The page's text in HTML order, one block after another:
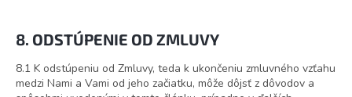
8. ODSTÚPENIE OD ZMLUVY
8.1 K odstúpeniu od Zmluvy, teda k ukončeniu zmluvného vzťahu
medzi Nami a Vami od jeho začiatku, môže dôjsť z dôvodov a